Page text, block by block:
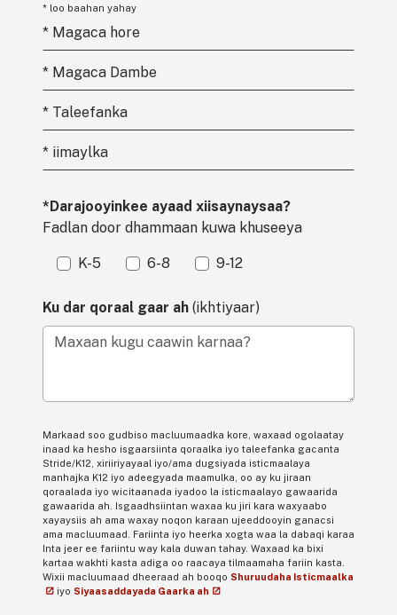
* loo baahan yahay
* Magaca hore
* Magaca Dambe
* Taleefanka
* iimaylka
*Darajooyinkee ayaad xiisaynaysaa?
Fadlan door dhammaan kuwa khuseeya
K-5 6-8 9-12
Ku dar qoraal gaar ah (ikhtiyaar)
Maxaan kugu caawin karnaa?
Markaad soo gudbiso macluumaadka kore, waxaad ogolaatay
inaad ka hesho isgaarsiinta qoraalka iyo taleefanka gacanta
Stride/K12, xiriiriyayaal iyo/ama dugsiyada isticmaalaya
manhajka K12 iyo adeegyada maamulka, oo ay ku jiraan
qoraalada iyo wicitaanada iyadoo la isticmaalayo gawaarida
gawaarida ah. Isgaadhsiintan waxaa ku jiri kara waxyaabo
xayaysiis ah ama waxay noqon karaan ujeeddooyin ganacsi
ama macluumaad. Fariinta iyo heerka xogta waa la dabaqi karaa
Inta jeer ee fariintu way kala duwan tahay. Waxaad ka bixi
kartaa wakhti kasta adiga oo raacaya tilmaamaha fariin kasta.
Wixii macluumaad dheeraad ah booqo Shuruudaha Isticmaalka
iyo Siyaasaddayada Gaarka ah